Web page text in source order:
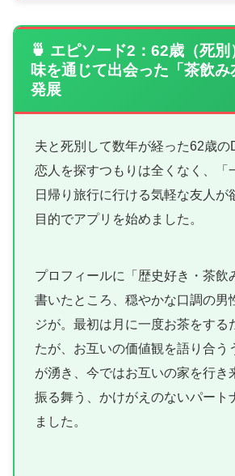
🍵 エピソード2：62歳（死
味を通じて出会った「茶飲
発展
夫と死別して数年が経った62歳の
恋人を探すつもりは全くなく、「
日帰り旅行に行ける気軽な友人が
目的でアプリを始めました。
プロフィールに「歴史好き・茶飲
書いたところ、穏やかな口調の男
ジが。最初は月に一度お茶をする
たが、お互いの価値観を語り合う
が湧き、今ではお互いの家を行き
振る舞う、かけがえのないパート
ました。